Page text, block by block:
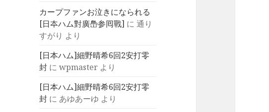
カープファンお泣きになられる
[日夲ハム對廣㠀参囘戰] に通り
すがり より
[日本ハム]細野晴希6回2安打零
封 にwpmaster より
[日本ハム]細野晴希6回2安打零
封 に あゆあーゆ より